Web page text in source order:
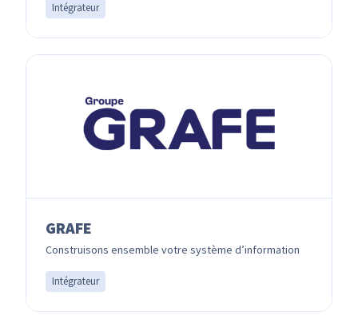
Intégrateur
GRAFE
Construisons ensemble votre système d’information
Intégrateur